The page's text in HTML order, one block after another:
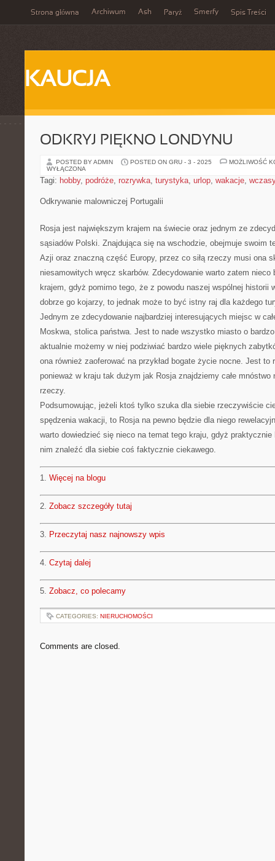
Strona główna Archiwum Ash Paryż Smerfy Spis Treści
KAUCJA
ODKRYJ PIĘKNO LONDYNU
POSTED BY ADMIN POSTED ON GRU - 3 - 2025
MOŻLIWOŚĆ
WYŁĄCZONA
Tagi: hobby, podróże, rozrywka, turystyka, urlop, wakacje,
Odkrywanie malowniczej Portugalii
Rosja jest największym krajem na świecie oraz jednym ze
sąsiadów Polski. Znajdująca się na wschodzie, obejmuje swoim
Azji oraz znaczną część Europy, przez co siłą rzeczy musi ona
niesamowitych wręcz skarbów. Zdecydowanie warto zatem
krajem, gdyż pomimo tego, że z powodu naszej wspólnej historii
dobrze go kojarzy, to jednak może to być istny raj dla każdego
Jednym ze zdecydowanie najbardziej interesujących miejsc w
Moskwa, stolica państwa. Jest to nade wszystko miasto o
aktualnie możemy w niej podziwiać bardzo wiele pięknych
ona również zaoferować na przykład bogate życie nocne. Jest to
ponieważ w kraju tak dużym jak Rosja znajdziemy całe mnóstwo
rzeczy.
Podsumowując, jeżeli ktoś tylko szuka dla siebie rzeczywiście
spędzenia wakacji, to Rosja na pewno będzie dla niego
warto dowiedzieć się nieco na temat tego kraju, gdyż praktycznie
nim znaleźć dla siebie coś faktycznie ciekawego.
1. Więcej na blogu
2. Zobacz szczegóły tutaj
3. Przeczytaj nasz najnowszy wpis
4. Czytaj dalej
5. Zobacz, co polecamy
CATEGORIES: NIERUCHOMOŚCI
Comments are closed.